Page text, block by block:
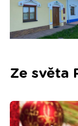
Ze světa